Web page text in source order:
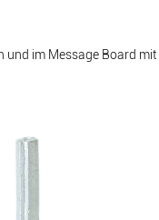
im Message Board